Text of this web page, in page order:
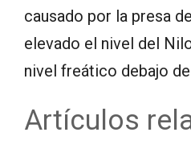
causado por la presa
elevado el nivel del
nivel freático debajo de
Artículos